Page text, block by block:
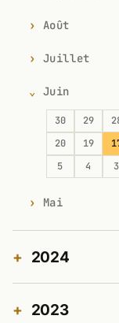
Août
Juillet
Juin
30 29
20
19
5
4 3
Mai
2024
2023